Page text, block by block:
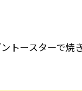
ースターで焼き